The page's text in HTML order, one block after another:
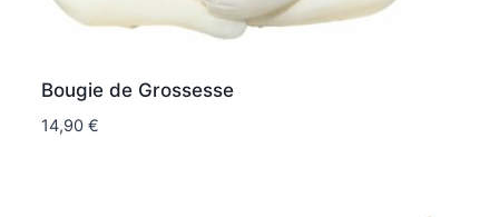
Bougie de Grossesse
14,90 €